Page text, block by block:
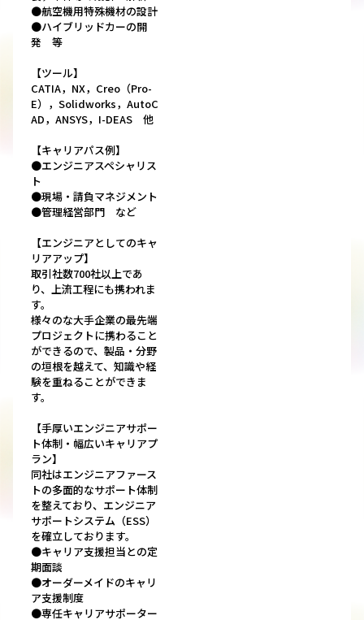
●航空機用特殊機材の設計
●ハイブリッドカーの開
発 等
【ツール】
CATIA，NX，Creo（Pro-
E），Solidworks，AutoC
AD，ANSYS，I-DEAS 他
【キャリアパス例】
●エンジニアスペシャリス
ト
●現場・請負マネジメント
●管理経営部門 など
【エンジニアとしてのキャ
リアアップ】
取引社数700社以上であ
り、上流工程にも携われま
す。
様々のな大手企業の最先端
プロジェクトに携わること
ができるので、製品・分野
の垣根を越えて、知識や経
験を重ねることができま
す。
【手厚いエンジニアサポー
ト体制・幅広いキャリアプ
ラン】
同社はエンジニアファース
トの多面的なサポート体制
を整えており、エンジニア
サポートシステム（ESS）
を確立しております。
●キャリア支援担当との定
期面談
●オーダーメイドのキャリ
ア支援制度
●専任キャリアサポーター